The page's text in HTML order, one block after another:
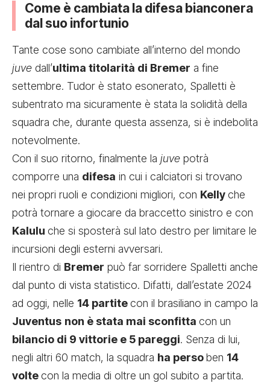
Come è cambiata la difesa bianconera
dal suo infortunio
Tante cose sono cambiate all’interno del mondo
juve dall’ultima titolarità di Bremer a fine
settembre. Tudor è stato esonerato, Spalletti è
subentrato ma sicuramente è stata la solidità della
squadra che, durante questa assenza, si è indebolita
notevolmente.
Con il suo ritorno, finalmente la juve potrà
comporre una difesa in cui i calciatori si trovano
nei propri ruoli e condizioni migliori, con Kellyche
potrà tornare a giocare da braccetto sinistro e con
Kalulu che si sposterà sul lato destro per limitare le
incursioni degli esterni avversari.
Il rientro di Bremer può far sorridere Spalletti anche
dal punto di vista statistico. Difatti, dall’estate 2024
ad oggi, nelle 14 partitecon il brasiliano in campo la
Juventus non è stata mai sconfitta con un
bilancio di 9 vittorie e 5 pareggi. Senza di lui,
negli altri 60 match, la squadra ha persoben 14
voltecon la media di oltre un gol subito a partita.